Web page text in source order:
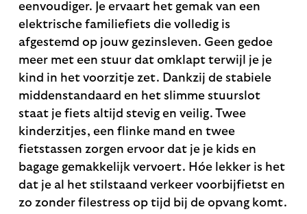
eenvoudiger. Je ervaart het gemak van een
elektrische familiefiets die volledig is
afgestemd op jouw gezinsleven. Geen gedoe
meer met een stuur dat omklapt terwijl je je
kind in het voorzitje zet. Dankzij de stabiele
middenstandaard en het slimme stuurslot
staat je fiets altijd stevig en veilig. Twee
kinderzitjes, een flinke mand en twee
fietstassen zorgen ervoor dat je je kids en
bagage gemakkelijk vervoert. Hóe lekker is het
dat je al het stilstaand verkeer voorbijfietst en
zo zonder filestress op tijd bij de opvang komt.